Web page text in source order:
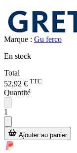
Marque : Gu ferco
En stock
Total
52,92 € TTC
Quantité
1
Ajouter au panier